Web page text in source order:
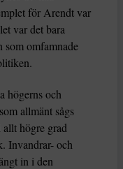
för Arendt var
var det bara
som omfamnade
högerns och
allmänt sågs
allt högre grad
Invandrar- och
in i den